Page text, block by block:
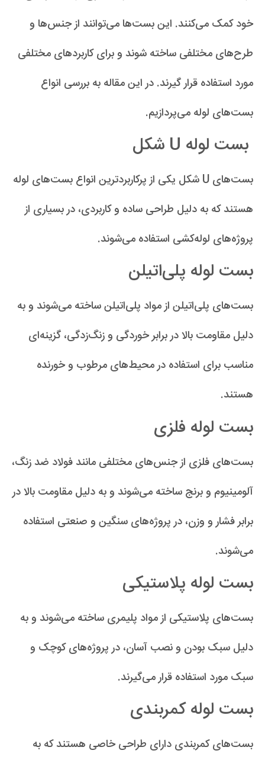
خود کمک می‌کنند. این بست‌ها می‌توانند از جنس‌ها و
طرح‌های مختلفی ساخته شوند و برای کاربردهای مختلفی
مورد استفاده قرار گیرند. در این مقاله به بررسی انواع
بست‌های لوله می‌پردازیم.
بست لوله U شکل
بست‌های U شکل یکی از پرکاربردترین انواع بست‌های لوله
هستند که به دلیل طراحی ساده و کاربردی، در بسیاری از
پروژه‌های لوله‌کشی استفاده می‌شوند.
بست لوله پلی‌اتیلن
بست‌های پلی‌اتیلن از مواد پلی‌اتیلن ساخته می‌شوند و به
دلیل مقاومت بالا در برابر خوردگی و زنگ‌زدگی، گزینه‌ای
مناسب برای استفاده در محیط‌های مرطوب و خورنده
هستند.
بست لوله فلزی
بست‌های فلزی از جنس‌های مختلفی مانند فولاد ضد زنگ،
آلومینیوم و برنج ساخته می‌شوند و به دلیل مقاومت بالا در
برابر فشار و وزن، در پروژه‌های سنگین و صنعتی استفاده
می‌شوند.
بست لوله پلاستیکی
بست‌های پلاستیکی از مواد پلیمری ساخته می‌شوند و به
دلیل سبک بودن و نصب آسان، در پروژه‌های کوچک و
سبک مورد استفاده قرار می‌گیرند.
بست لوله کمربندی
بست‌های کمربندی دارای طراحی خاصی هستند که به